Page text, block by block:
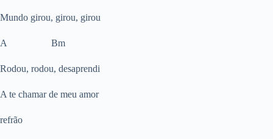
Mundo girou, girou, girou
A Bm
Rodou, rodou, desaprendi
A te chamar de meu amor
refrão